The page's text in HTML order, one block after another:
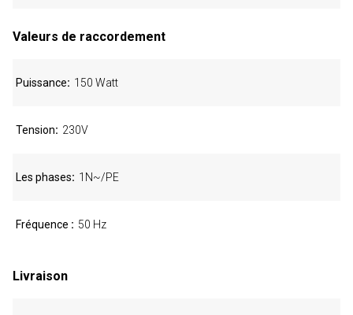
Valeurs de raccordement
Puissance 150 Watt
Tension 230V
Les phases 1N~/PE
Fréquence 50 Hz
Livraison